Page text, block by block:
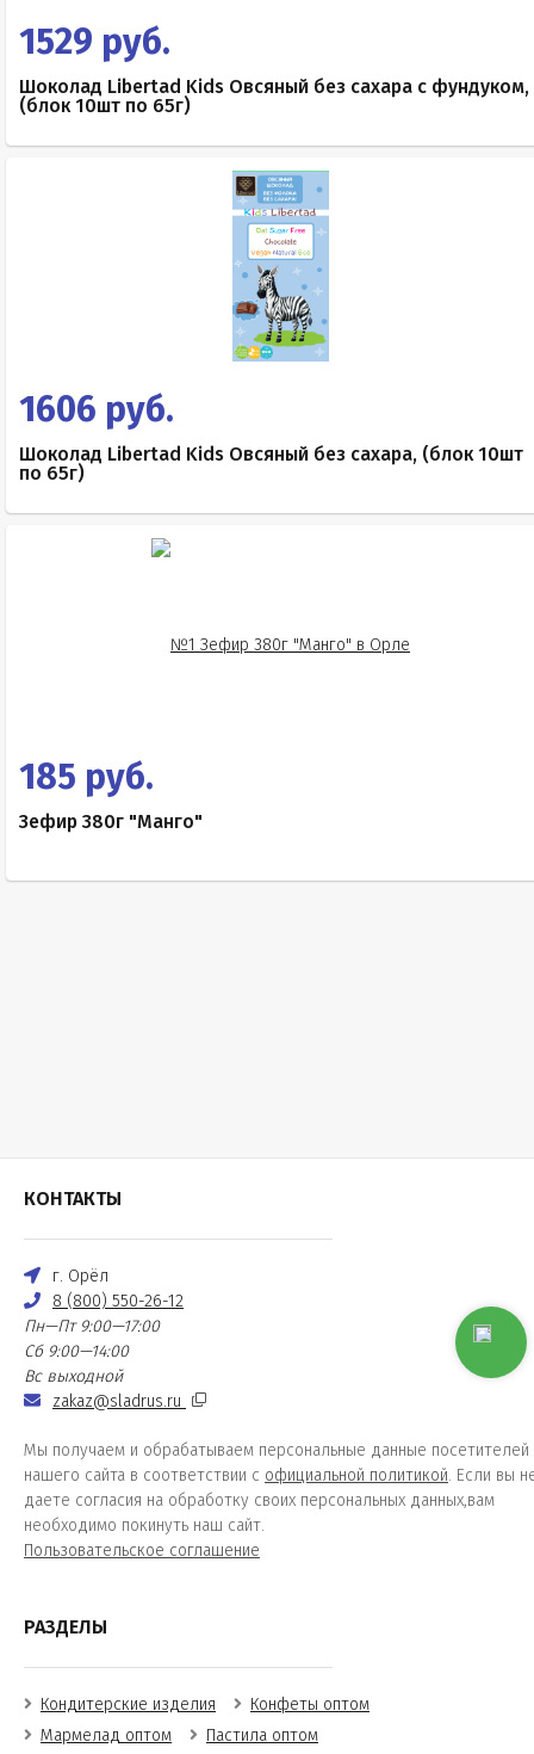
1529 руб.
Шоколад Libertad Kids Овсяный без сахара с фундуком,
(блок 10шт по 65г)
1606 руб.
Шоколад Libertad Kids Овсяный без сахара, (блок 10шт
по 65г)
185 руб.
Зефир 380г "Манго"
КОНТАКТЫ
г. Орёл
8 (800) 550-26-12
Пн—Пт 9:00—17:00
Сб 9:00—14:00
Вс выходной
zakaz@sladrus.ru
Мы получаем и обрабатываем персональные данные посетителей
нашего сайта в соответствии с официальной политикой. Если вы
даете согласия на обработку своих персональных данных,вам
необходимо покинуть наш сайт.
Пользовательское соглашение
РАЗДЕЛЫ
Кондитерские изделия
Конфеты оптом
Мармелад оптом
Пастила оптом